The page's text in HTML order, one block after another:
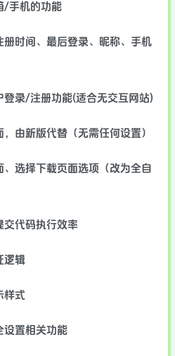
/手机的功能
册时间、最后登录、昵称、手机
登录/注册功能(适合无交互网站)
由新版代替（无需任何设置）
选择下载页面选项（改为全自
交代码执行效率
逻辑
样式
设置相关功能